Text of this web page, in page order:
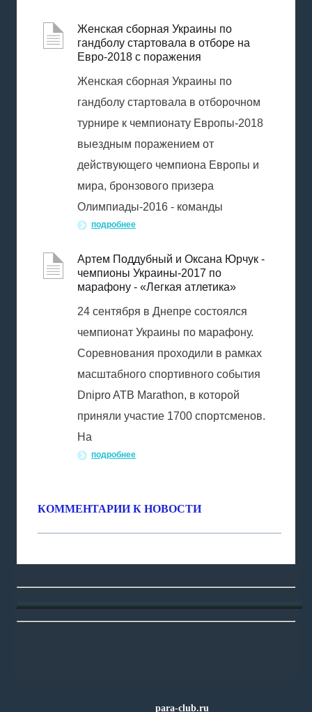
Женская сборная Украины по
гандболу стартовала в отборе на
Евро-2018 с поражения
Женская сборная Украины по
гандболу стартовала в отборочном
турнире к чемпионату Европы-2018
выездным поражением от
действующего чемпиона Европы и
мира, бронзового призера
Олимпиады-2016 - команды
подробнее
Артем Поддубный и Оксана Юрчук -
чемпионы Украины-2017 по
марафону - «Легкая атлетика»
24 сентября в Днепре состоялся
чемпионат Украины по марафону.
Соревнования проходили в рамках
масштабного спортивного события
Dnipro ATB Marathon, в которой
приняли участие 1700 спортсменов.
На
подробнее
КОММЕНТАРИИ К НОВОСТИ
para-club.ru